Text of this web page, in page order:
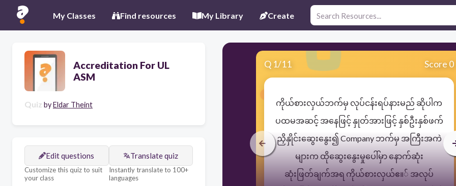
My Classes Find resources My Library Create
Accreditation For UL
ASM
Quiz byEldar Theint
Edit questions
Customize this quiz to suit
your class
Translate quiz
Instantly translate to 100+
languages
Q 1/11 Score 0
ကိုယ်စားလှယ်ဘက်မှ လုပ်ငန်းရပ်နားမည် ဆိုပါက
ပထမအဆင့် အနေဖြင့် နှုတ်အားဖြင့် နှစ်ဦးနှစ်ဖက်
ညှိနှိုင်းဆွေးနွေး၍ Company ဘက်မှ အကြီးအကဲ
များက ထိုဆွေးနွေးမှုပေါ်မှာ နောက်ဆုံး
ဆုံးဖြတ်ချက်အရ ကိုယ်စားလှယ်ဧ။် အလုပ်